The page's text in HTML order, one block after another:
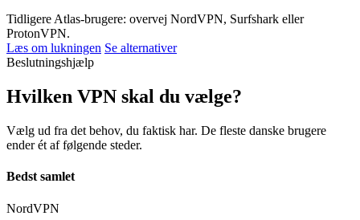
Tidligere Atlas-brugere: overvej NordVPN, Surfshark eller
ProtonVPN.
Læs om lukningen Se alternativer
Beslutningshjælp
Hvilken VPN skal du vælge?
Vælg ud fra det behov, du faktisk har. De fleste danske brugere
ender ét af følgende steder.
Bedst samlet
NordVPN